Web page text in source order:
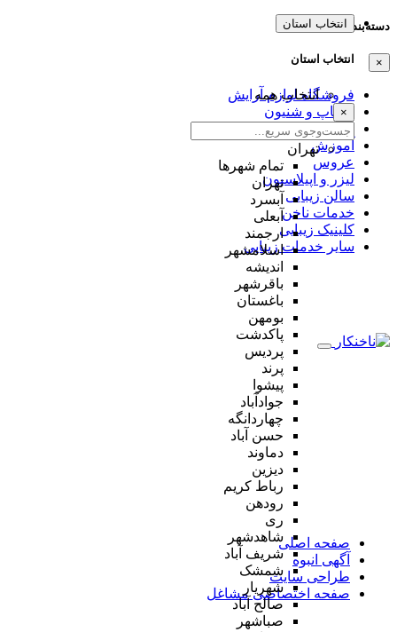
دسته‌بندی‌ها
×
فروشگاه لوازم آرایش
میکاپ و شنیون
مژه و ابرو
آموزش
عروس
لیزر و اپیلاسیون
سالن زیبایی
خدمات ناخن
کلینیک زیبایی
سایر خدمات زیبایی
انتخاب استان
انتخاب استان
انتخاب همه
×
تهران
تمام شهر‌ها
تهران
آبسرد
آبعلی
ارجمند
اسلامشهر
اندیشه
باقرشهر
باغستان
بومهن
پاکدشت
پردیس
پرند
پیشوا
جوادآباد
چهاردانگه
حسن آباد
دماوند
دیزین
رباط کریم
رودهن
ری
شاهدشهر
شریف آباد
شمشک
شهریار
صالح آباد
صباشهر
صفحه اصلی
آگهی انبوه
طراحی سایت
صفحه اختصاصی مشاغل